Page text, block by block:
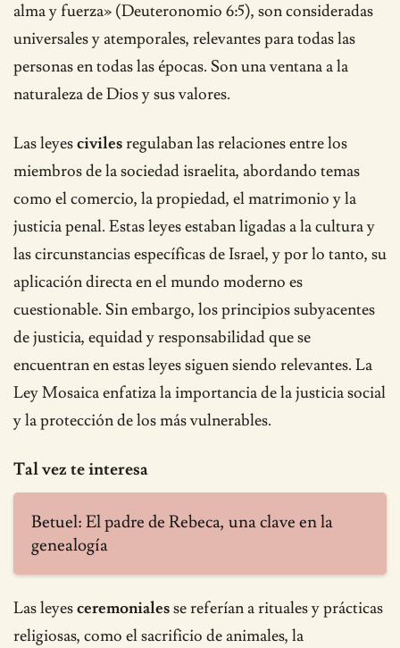
alma y fuerza» (Deuteronomio 6:5), son consideradas
universales y atemporales, relevantes para todas las
personas en todas las épocas. Son una ventana a la
naturaleza de Dios y sus valores.
Las leyescivilesregulaban las relaciones entre los
miembros de la sociedad israelita, abordando temas
como el comercio, la propiedad, el matrimonio y la
justicia penal. Estas leyes estaban ligadas a la cultura y
las circunstancias específicas de Israel, y por lo tanto, su
aplicación directa en el mundo moderno es
cuestionable. Sin embargo, los principios subyacentes
de justicia, equidad y responsabilidad que se
encuentran en estas leyes siguen siendo relevantes. La
Ley Mosaica enfatiza la importancia de la justicia social
y la protección de los más vulnerables.
Tal vez te interesa
Betuel: El padre de Rebeca, una clave en la
genealogía
Las leyesceremonialesse referían a rituales y prácticas
religiosas, como el sacrificio de animales, la